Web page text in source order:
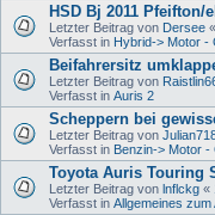
HSD Bj 2011 Pfeifton/
Letzter Beitrag von Dersee «
Verfasst in Hybrid-> Motor -
Beifahrersitz
Letzter Beitrag von
Verfasst in Auris 2
Scheppern bei
Letzter Beitrag von
Verfasst in Benzin-> Motor
Toyota Auris Touring
Letzter Beitrag von lnflckg «
Verfasst in Allgemeines